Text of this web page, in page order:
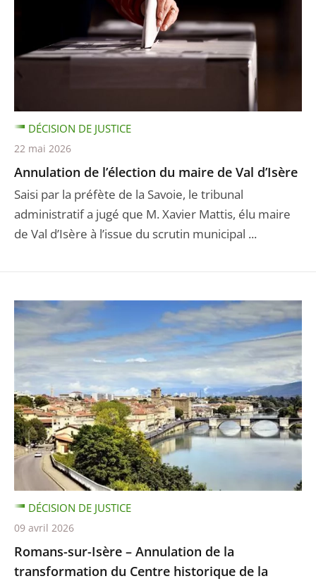
Annulation de l’élection du maire de Val d’Isère
Saisi par la préfète de la Savoie, le tribunal
administratif a jugé que M. Xavier Mattis, élu maire
de Val d’Isère à l’issue du scrutin municipal ...
DÉCISION DE JUSTICE
22 mai 2026
Romans-sur-Isère – Annulation de la
transformation du Centre historique de la
DÉCISION DE JUSTICE
09 avril 2026